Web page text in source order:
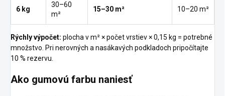
6 kg
30–60
m²
15–30 m² 10–20 m²
Rýchly výpočet: plocha v m² × počet vrstiev × 0,15 kg = potrebné
množstvo. Pri nerovných a nasákavých podkladoch pripočítajte
10 % rezervu.
Ako gumovú farbu naniesť